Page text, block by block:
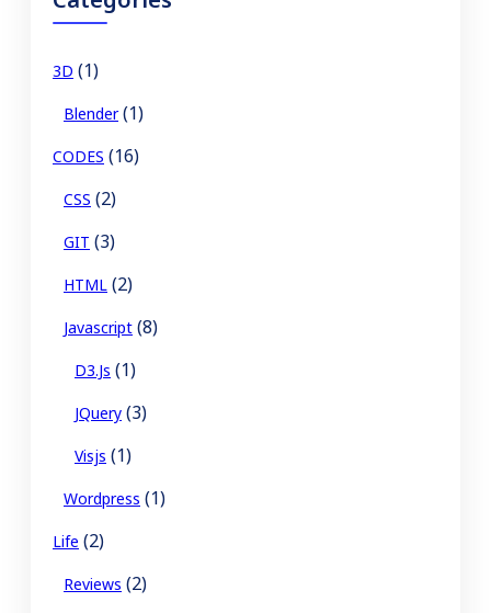
3D (1)
Blender(1)
CODES (16)
CSS (2)
GIT (3)
HTML (2)
Javascript (8)
D3.js (1)
JQuery (3)
Visjs (1)
Wordpress (1)
Life (2)
Reviews (2)